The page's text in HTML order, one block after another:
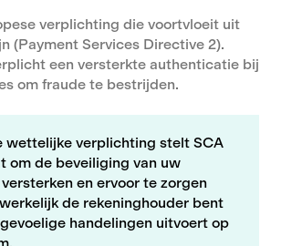
verplichting die voortvloeit uit
(Payment Services Directive 2).
een versterkte authenticatie bij
om fraude te bestrijden.
wettelijke verplichting stelt SCA
om de beveiliging van uw
en ervoor te zorgen
de rekeninghouder bent
handelingen uitvoert op